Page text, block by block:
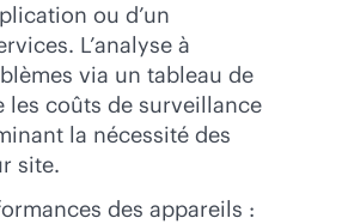
ou d’un
L’analyse à
via un tableau de
coûts de surveillance
la nécessité des
site.
des appareils :